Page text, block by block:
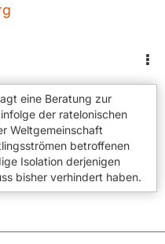
eine Beratung zur
der ratelonischen
Weltgemeinschaft
betroffenen
Isolation derjenigen
bisher verhindert haben.